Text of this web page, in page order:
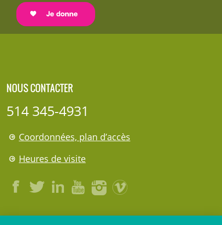
NOUS CONTACTER
514 345-4931
Coordonnées, plan d’accès
Heures de visite